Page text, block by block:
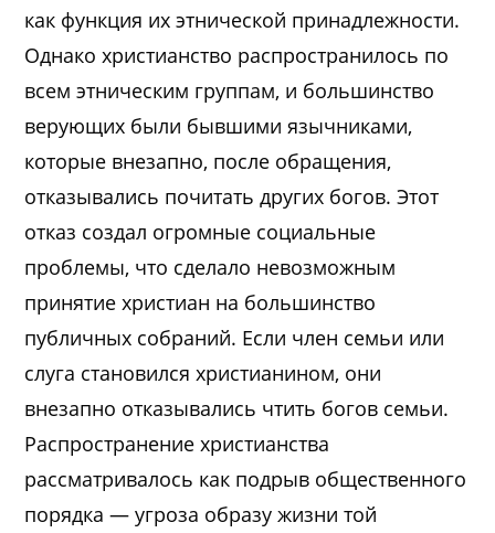
как функция их этнической принадлежности.
Однако христианство распространилось по
всем этническим группам, и большинство
верующих были бывшими язычниками,
которые внезапно, после обращения,
отказывались почитать других богов. Этот
отказ создал огромные социальные
проблемы, что сделало невозможным
принятие христиан на большинство
публичных собраний. Если член семьи или
слуга становился христианином, они
внезапно отказывались чтить богов семьи.
Распространение христианства
рассматривалось как подрыв общественного
порядка — угроза образу жизни той